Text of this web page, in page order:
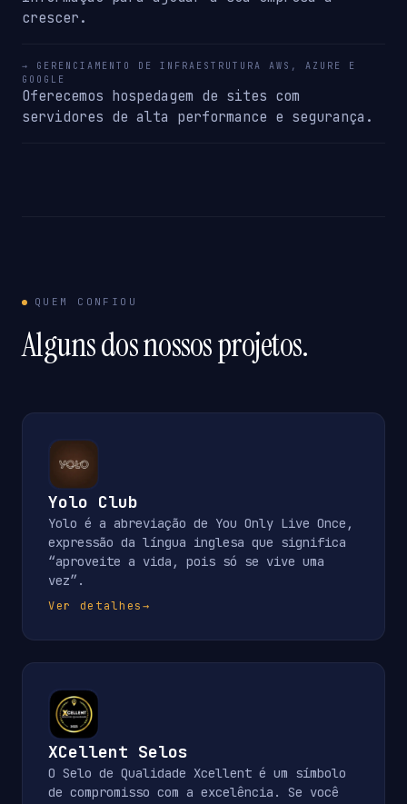
crescer.
→ GERENCIAMENTO DE INFRAESTRUTURA AWS, AZURE E
GOOGLE
Oferecemos hospedagem de sites com
servidores de alta performance e segurança.
QUEM CONFIOU
Alguns dos nossos projetos.
Yolo Club
Yolo é a abreviação de You Only Live Once,
expressão da língua inglesa que significa
“aproveite a vida, pois só se vive uma
vez”.
Ver detalhes→
XCellent Selos
O Selo de Qualidade Xcellent é um símbolo
de compromisso com a excelência. Se você